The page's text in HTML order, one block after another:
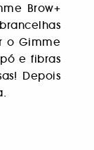
Brow+
o Gimme
e fibras
Depois